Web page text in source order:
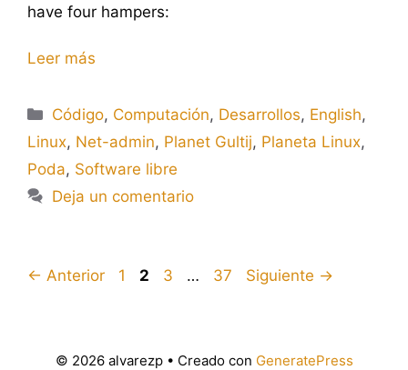
have four hampers:
Leer más
Categorías
Código, Computación, Desarrollos, English,
Linux, Net-admin, Planet Gultij, Planeta Linux,
Poda, Software libre
Deja un comentario
← Anterior Página
1 Página
2 Página
3 … Página
37 Siguiente →
© 2026 alvarezp• Creado con GeneratePress